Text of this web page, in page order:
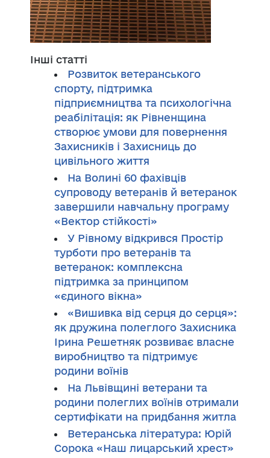
Інші статті
Розвиток ветеранського
спорту, підтримка
підприємництва та психологічна
реабілітація: як Рівненщина
створює умови для повернення
Захисників і Захисниць до
цивільного життя
На Волині 60 фахівців
супроводу ветеранів й ветеранок
завершили навчальну програму
«Вектор стійкості»
У Рівному відкрився Простір
турботи про ветеранів та
ветеранок: комплексна
підтримка за принципом
«єдиного вікна»
«Вишивка від серця до серця»:
як дружина полеглого Захисника
Ірина Решетняк розвиває власне
виробництво та підтримує
родини воїнів
На Львівщині ветерани та
родини полеглих воїнів отримали
сертифікати на придбання житла
Ветеранська література: Юрій
Сорока «Наш лицарський хрест»